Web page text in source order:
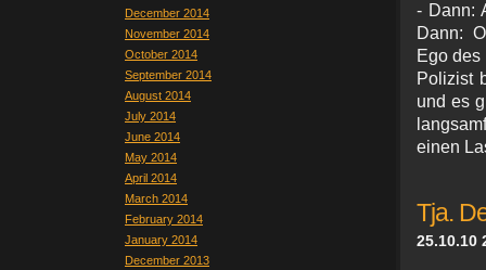
December 2014
November 2014
October 2014
September 2014
August 2014
July 2014
June 2014
May 2014
April 2014
March 2014
February 2014
January 2014
December 2013
- Dann:
Dann:
Ego
Polizist
und es
einen
Tja.
25.10.10